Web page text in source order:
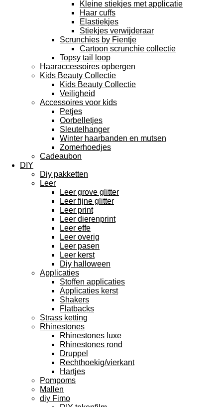
Kleine stiekjes met applicatie
Haar cuffs
Elastiekjes
Stiekjes verwijderaar
Scrunchies by Fientje
Cartoon scrunchie collectie
Topsy tail loop
Haaraccessoires opbergen
Kids Beauty Collectie
Kids Beauty Collectie
Veiligheid
Accessoires voor kids
Petjes
Oorbelletjes
Sleutelhanger
Winter haarbanden en mutsen
Zomerhoedjes
Cadeaubon
DIY
Diy pakketten
Leer
Leer grove glitter
Leer fijne glitter
Leer print
Leer dierenprint
Leer effe
Leer overig
Leer pasen
Leer kerst
Diy halloween
Applicaties
Stoffen applicaties
Applicaties kerst
Shakers
Flatbacks
Strass ketting
Rhinestones
Rhinestones luxe
Rhinestones rond
Druppel
Rechthoekig/vierkant
Hartjes
Pompoms
Mallen
diy Fimo